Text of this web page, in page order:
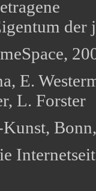
der
E.
L. Forster